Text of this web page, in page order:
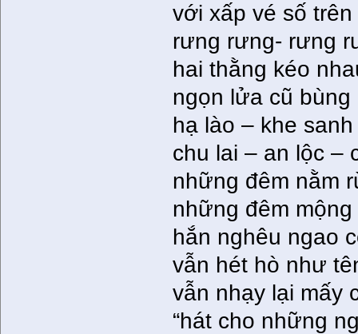
với xấp vé số trên
rưng rưng- rưng
hai thằng kéo
ngọn lửa cũ bùng
hạ lào – khe
chu lai – an lộc –
những đêm nằm
những đêm
hắn nghêu ngao
vẫn hét hò như
vẫn nhạy lại mấy
“hát cho những